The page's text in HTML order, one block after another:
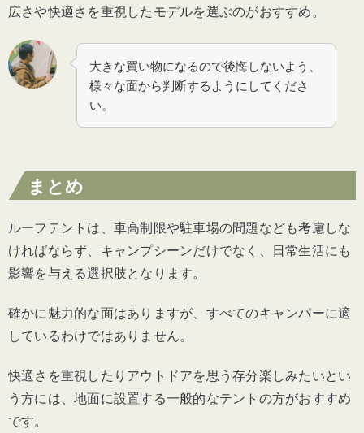
広さや快適さを重視したモデルを選ぶのがおすすめ。
大きな買い物になるので後悔しないよう、
様々な面から判断するようにしてくださ
い。
まとめ
ルーフテントは、車高制限や駐車場の問題なども考慮しな
ければならず、キャンプシーンだけでなく、日常生活にも
影響を与える選択肢となります。
確かに魅力的な面はありますが、すべてのキャンパーに適
しているわけではありません。
快適さを重視したりアウトドアを思う存分楽しみたいとい
う方には、地面に設置する一般的なテントの方がおすすめ
です。